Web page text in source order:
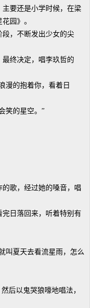
要还是小学时候，在梁
园》。
，不断发出少女的尖
终决定，唱李玖哲的
的抱着你，看着日
的星空。”
歌，经过她的嗓音，唱
日落回来，听着特别有
夏天去看流星雨，怎么
后以鬼哭狼嚎地唱法，